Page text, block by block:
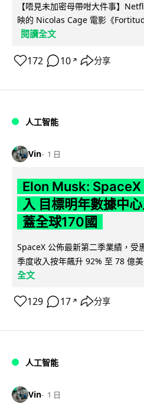
【唔見未加密母帶咁大件事】
映的 Nicolas Cage 電影《
閱讀全文
172 10 ↗ 分享
人工智能
Vin 1 日
Elon Musk: SpaceX
入 目標明年數據中
蓋全球170國
SpaceX 公佈最新第二季業績，受
季度收入按年飆升 92% 至 78 億
全文
129 17 ↗ 分享
人工智能
Vin 1 日